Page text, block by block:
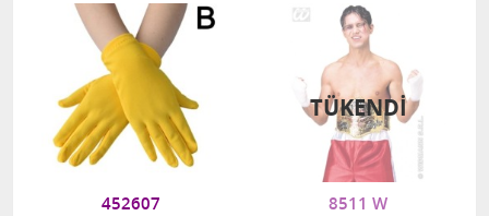
452607 8511 W
TÜKENDI